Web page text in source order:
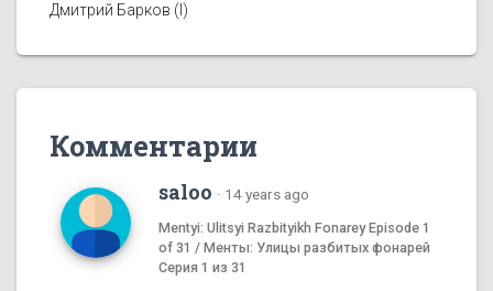
Дмитрий Барков (I)
Комментарии
saloo · 14 years ago
Mentyi: Ulitsyi Razbityikh Fonarey Episode 1
of 31 / Менты: Улицы разбитых фонарей
Серия 1 из 31